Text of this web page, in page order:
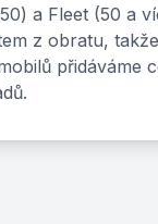
a Fleet (50 a
z obratu,
přidáváme